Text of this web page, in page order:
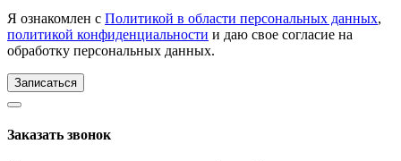
Я ознакомлен с Политикой в области персональных данных,
политикой конфиденциальности и даю свое согласие на
обработку персональных данных.
Записаться
Заказать звонок